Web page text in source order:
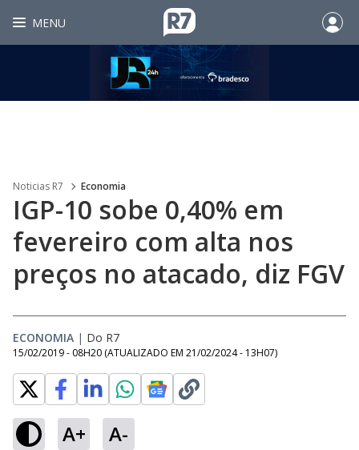
MENU
Noticias R7 Economia
IGP-10 sobe 0,40% em
fevereiro com alta nos
preços no atacado, diz FGV
ECONOMIA | Do R7
15/02/2019 - 08H20 (ATUALIZADO EM 21/02/2024 - 13H07)
A+ A-